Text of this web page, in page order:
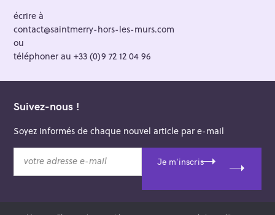
écrire à
contact@saintmerry-hors-les-murs.com
ou
téléphoner au +33 (0)9 72 12 04 96
Suivez-nous !
Soyez informés de chaque nouvel article par e-mail
t
Je m'inscris